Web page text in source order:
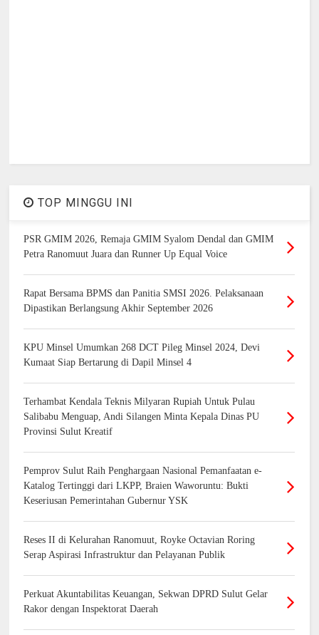
TOP MINGGU INI
PSR GMIM 2026, Remaja GMIM Syalom Dendal dan GMIM
Petra Ranomuut Juara dan Runner Up Equal Voice
Rapat Bersama BPMS dan Panitia SMSI 2026. Pelaksanaan
Dipastikan Berlangsung Akhir September 2026
KPU Minsel Umumkan 268 DCT Pileg Minsel 2024, Devi
Kumaat Siap Bertarung di Dapil Minsel 4
Terhambat Kendala Teknis Milyaran Rupiah Untuk Pulau
Salibabu Menguap, Andi Silangen Minta Kepala Dinas PU
Provinsi Sulut Kreatif
Pemprov Sulut Raih Penghargaan Nasional Pemanfaatan e-
Katalog Tertinggi dari LKPP, Braien Waworuntu: Bukti
Keseriusan Pemerintahan Gubernur YSK
Reses II di Kelurahan Ranomuut, Royke Octavian Roring
Serap Aspirasi Infrastruktur dan Pelayanan Publik
Perkuat Akuntabilitas Keuangan, Sekwan DPRD Sulut Gelar
Rakor dengan Inspektorat Daerah